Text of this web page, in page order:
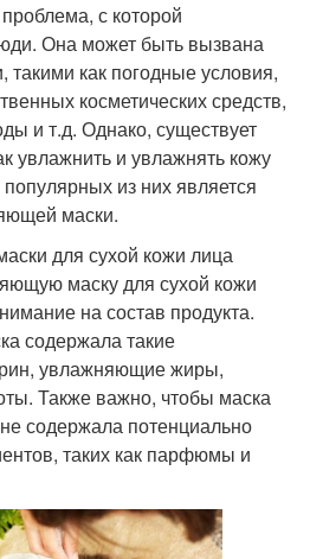
с которой
Она может быть вызвана
как погодные условия,
косметических средств,
и т.д. Однако, существует
увлажнить и увлажнять кожу
из них является
маски.
для сухой кожи лица
маску для сухой кожи
на состав продукта.
содержала такие
увлажняющие жиры,
Также важно, чтобы маска
содержала потенциально
таких как парфюмы и